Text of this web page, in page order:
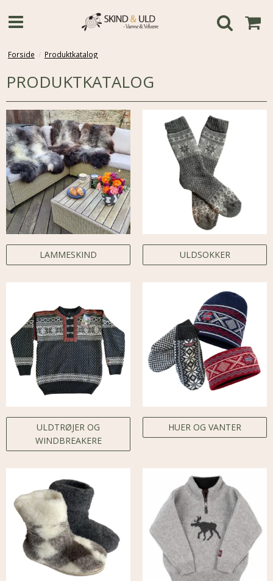
Forside / Produktkatalog
PRODUKTKATALOG
LAMMESKIND ULDSOKKER
ULDTRØJER OG
WINDBREAKERE
HUER OG VANTER